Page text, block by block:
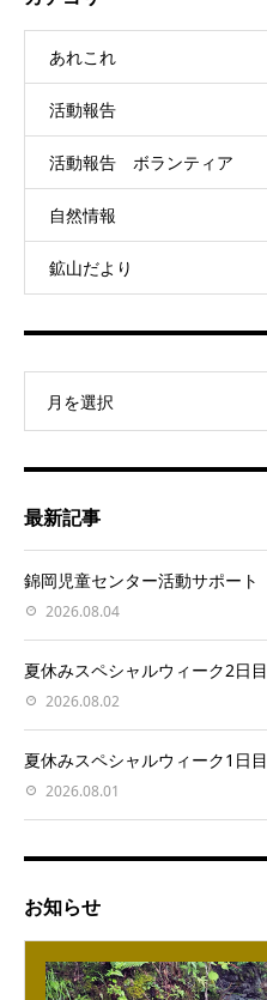
あれこれ
活動報告
活動報告 ボランティア
自然情報
鉱山だより
月を選択
最新記事
錦岡児童センター活動サポート
2026.08.04
夏休みスペシャルウィーク2日目
2026.08.02
夏休みスペシャルウィーク1日目
2026.08.01
お知らせ